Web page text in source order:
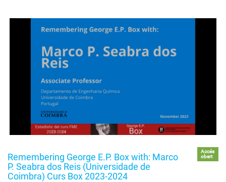
Remembering George E.P. Box with: Marco
P. Seabra dos Reis (Universidade de
Coimbra) Curs Box 2023-2024
Accés
obert